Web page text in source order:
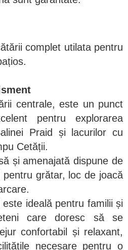
complet utilata pentru
centrale, este un punct
pentru explorarea
Praid și lacurilor cu
Cetății.
și amenajată dispune de
pentru grătar, loc de joacă
ideală pentru familii și
care doresc să se
confortabil și relaxant,
necesare pentru o